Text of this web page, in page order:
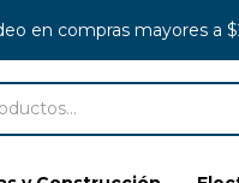
en compras mayores a